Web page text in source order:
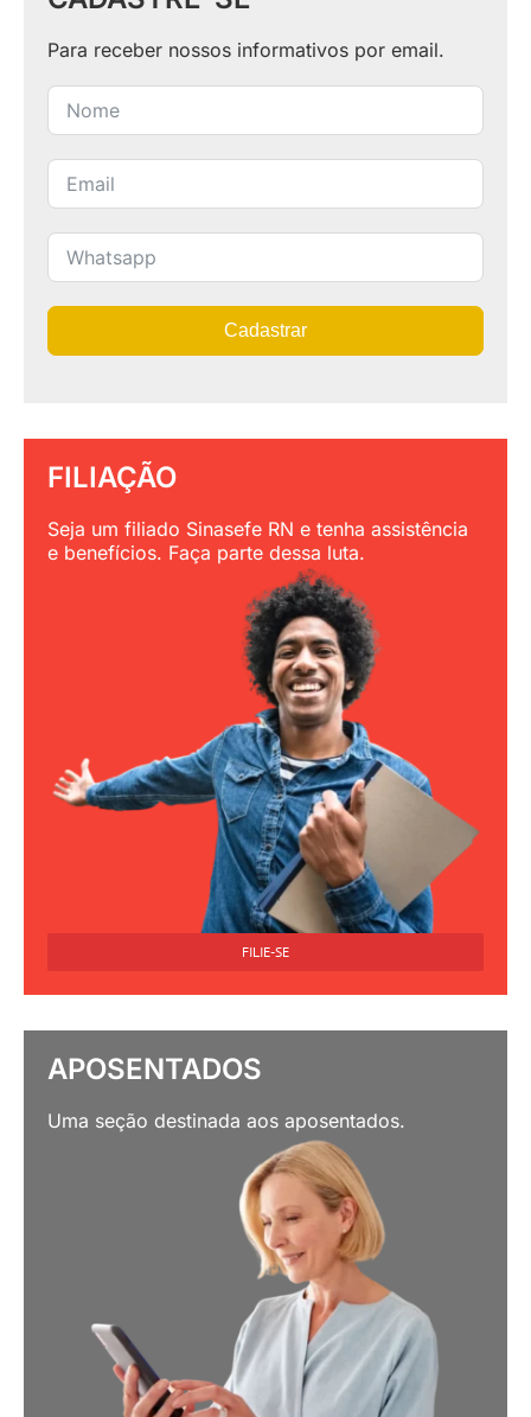
FILIAÇÃO
Seja um filiado Sinasefe RN e tenha assistência
e benefícios. Faça parte dessa luta.
FILIE-SE
APOSENTADOS
Uma seção destinada aos aposentados.
Saiba tudo o que está acontecendo durante o
período que estamos em GREVE.